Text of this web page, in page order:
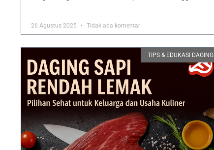
26 Agustus 2025 Tidak ada komentar
TIPS & EDUKASI DAGING